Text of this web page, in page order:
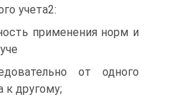
учета2:
применения норм и
от одного
к другому;